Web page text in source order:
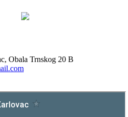
Obala Trnskog 20 B